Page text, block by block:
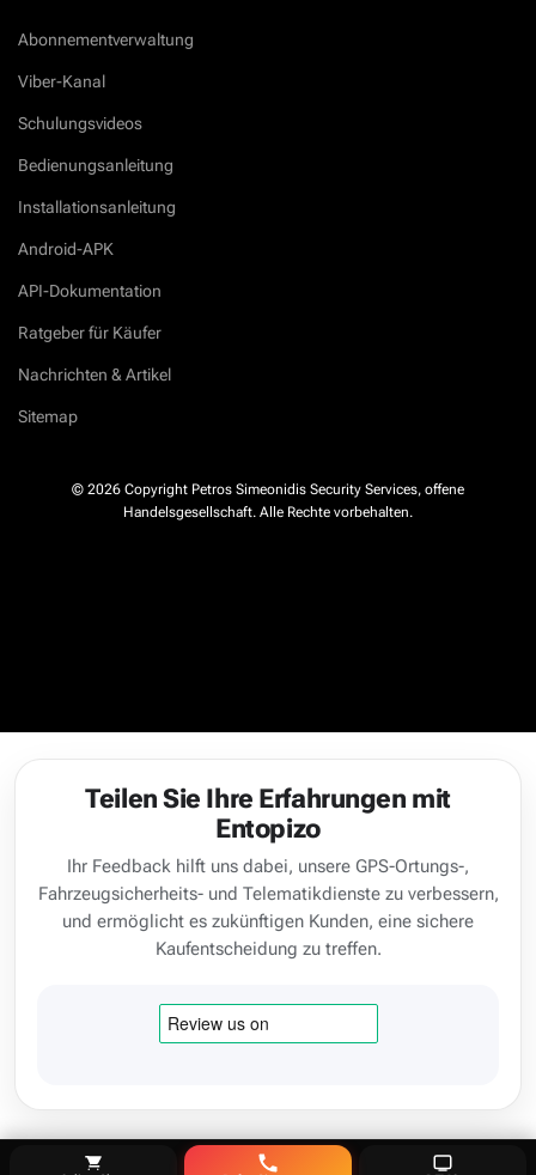
Abonnementverwaltung
Viber-Kanal
Schulungsvideos
Bedienungsanleitung
Installationsanleitung
Android-APK
API-Dokumentation
Ratgeber für Käufer
Nachrichten & Artikel
Sitemap
© 2026 Copyright Petros Simeonidis Security Services, offene
Handelsgesellschaft. Alle Rechte vorbehalten.
Teilen Sie Ihre Erfahrungen mit
Entopizo
Ihr Feedback hilft uns dabei, unsere GPS-Ortungs-,
Fahrzeugsicherheits- und Telematikdienste zu verbessern,
und ermöglicht es zukünftigen Kunden, eine sichere
Kaufentscheidung zu treffen.